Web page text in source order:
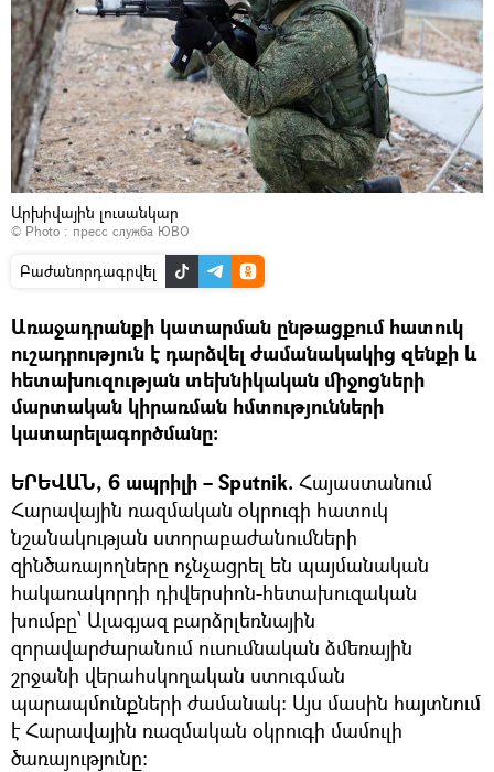
Արխիվային լուսանկար
© Photo : пресс служба ЮВО
Բաժանորդագրվել
Առաջադրանքի կատարման ընթացքում հատուկ
ուշադրություն է դարձվել ժամանակակից զենքի և
հետախուզության տեխնիկական միջոցների
մարտական կիրառման հմտությունների
կատարելագործմանը:
ԵՐԵՎԱՆ, 6 ապրիլի – Sputnik. Հայաստանում
Հարավային ռազմական օկրուգի հատուկ
նշանակության ստորաբաժանումների
զինծառայողները ոչնչացրել են պայմանական
հակառակորդի դիվերսիոն-հետախուզական
խումբը՝ Ալագյազ բարձրլեռնային
զորավարժարանում ուսումնական ձմեռային
շրջանի վերահսկողական ստուգման
պարապմունքների ժամանակ: Այս մասին հայտնում
է Հարավային ռազմական օկրուգի մամուլի
ծառայությունը։